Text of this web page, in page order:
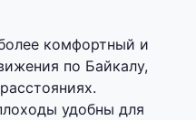
комфортный и
по Байкалу,
удобны для